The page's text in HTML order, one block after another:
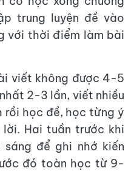
trung luyện đề vào
với thời điểm làm bài
viết không được 4-5
2-3 lần, viết nhiều
rồi học đề, học từng ý
Hai tuần trước khi
để ghi nhớ kiến
đó toàn học từ 9-